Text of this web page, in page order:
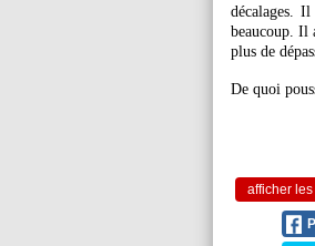
décalages.
beaucoup. Il
plus de
De quoi
afficher